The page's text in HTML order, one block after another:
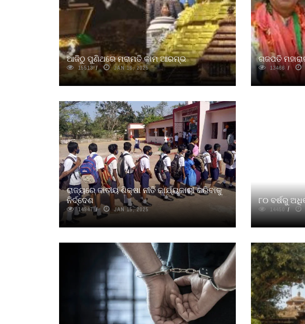
ଆଜିଠୁ ପୁଣିଥରେ ମରାମତି କାମ ଆରମ୍ଭ
15513 JAN 16, 2025
ଗଜପତି
13466
ରାଜ୍ୟରେ ଜାତୀୟ ଶିକ୍ଷା ନୀତି କାର୍ଯ୍ୟକାରୀ କରିବାକୁ
ନିର୍ଦ୍ଦେଶ
14947 JAN 15, 2025
୮୦ ବର୍ଷରୁ
14450